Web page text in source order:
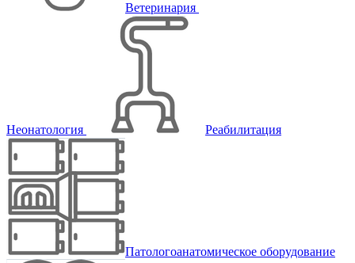
Ветеринария
Неонатология Реабилитация
Патологоанатомическое оборудование